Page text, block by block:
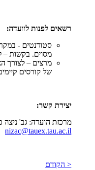
רשאים לפנות לוועדה:
סטודנטים -
מסוים. בקשות –
מרצים – לצורך
של קורסים
יצירת קשר:
מרכזת הועדה: גב' ניצה כחלון, טלפון
nizac@tauex.tau.ac.il
< הקודם